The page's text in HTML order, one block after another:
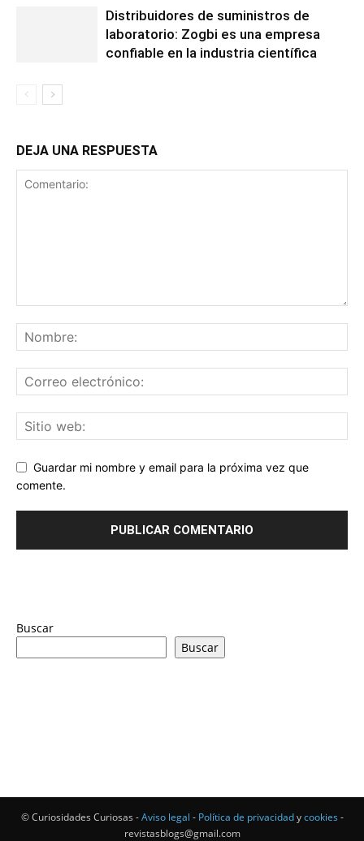
Distribuidores de suministros de
laboratorio: Zogbi es una empresa
confiable en la industria científica
DEJA UNA RESPUESTA
Guardar mi nombre y email para la próxima vez que
comente.
Buscar
Buscar
© Curiosidades Curiosas -Aviso legal - Política de privacidadycookies -
revistasblogs@gmail.com